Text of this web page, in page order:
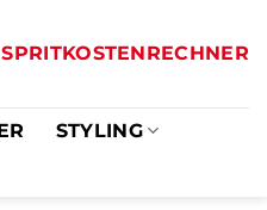
SPRITKOSTENRECHNER
STYLING